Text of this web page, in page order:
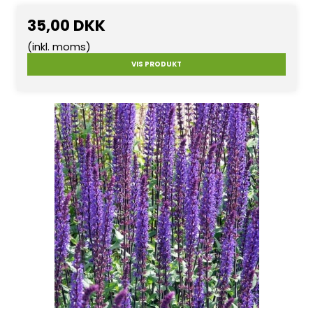
35,00 DKK
(inkl. moms)
VIS PRODUKT